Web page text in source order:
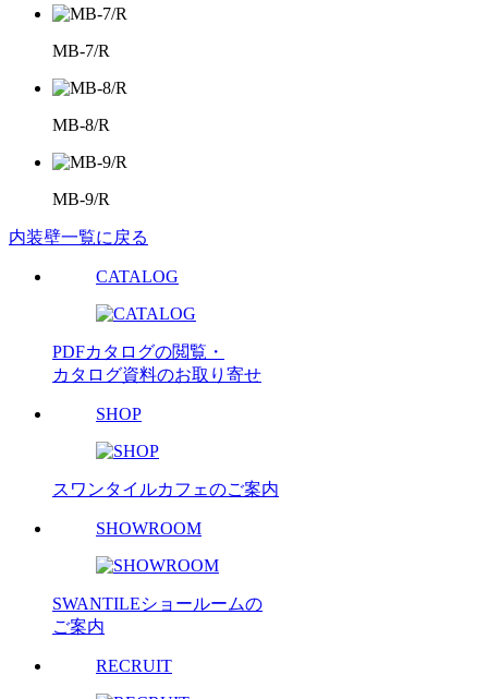
MB-7/R
MB-8/R
MB-9/R
内装壁一覧に戻る
CATALOG
PDFカタログの閲覧・
カタログ資料のお取り寄せ
SHOP
スワンタイルカフェのご案内
SHOWROOM
SWANTILEショールームの
ご案内
RECRUIT